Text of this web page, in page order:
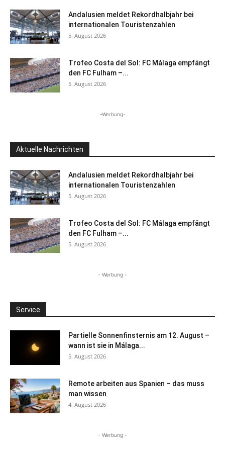
Andalusien meldet Rekordhalbjahr bei
internationalen Touristenzahlen
5. August 2026
Trofeo Costa del Sol: FC Málaga empfängt
den FC Fulham –...
5. August 2026
-Werbung-
Aktuelle Nachrichten
Andalusien meldet Rekordhalbjahr bei
internationalen Touristenzahlen
5. August 2026
Trofeo Costa del Sol: FC Málaga empfängt
den FC Fulham –...
5. August 2026
- Werbung -
Service
Partielle Sonnenfinsternis am 12. August –
wann ist sie in Málaga...
5. August 2026
Remote arbeiten aus Spanien – das muss
man wissen
4. August 2026
- Werbung -